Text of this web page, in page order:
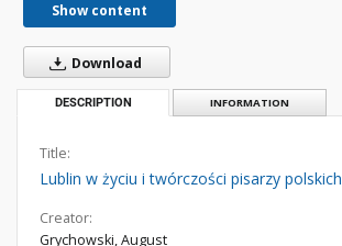
Show content
Download
DESCRIPTION INFORMATION
Title:
Lublin w życiu i twórczości pisarzy polskich
Creator:
Grychowski, August